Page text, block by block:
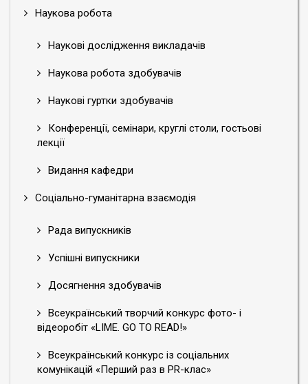
Наукова робота
Наукові дослідження викладачів
Наукова робота здобувачів
Наукові гуртки здобувачів
Конференції, семінари, круглі столи, гостьові
лекції
Видання кафедри
Соціально-гуманітарна взаємодія
Рада випускників
Успішні випускники
Досягнення здобувачів
Всеукраїнський творчий конкурс фото- і
відеоробіт «LIME. GO TO READ!»
Всеукраїнський конкурс із соціальних
комунікацій «Перший раз в PR-клас»